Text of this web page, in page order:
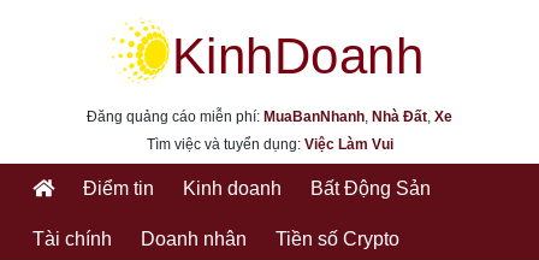
kinhdoanh.muabannhanh.com
Đăng quảng cáo miễn phí: MuaBanNhanh, Nhà Đất, Xe
Tìm việc và tuyển dụng: Việc Làm Vui
Điểm tin Kinh doanh Bất Động Sản
Tài chính Doanh nhân Tiền số Crypto